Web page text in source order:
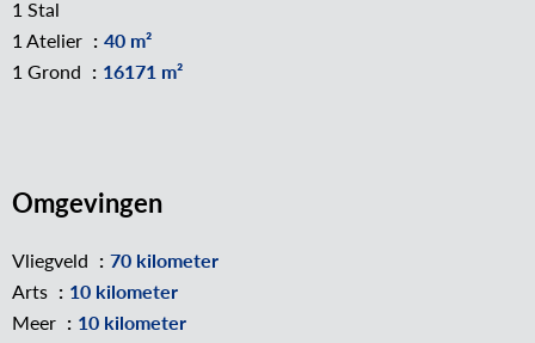
1 Stal
1 Atelier
40 m²
1 Grond
16171 m²
Omgevingen
Vliegveld
70 kilometer
Arts
10 kilometer
Meer
10 kilometer